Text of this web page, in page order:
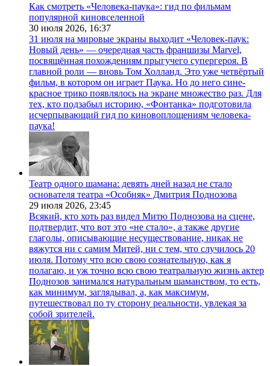
Как смотреть «Человека-паука»: гид по фильмам
популярной киновселенной
30 июля 2026, 16:37
31 июля на мировые экраны выходит «Человек-паук:
Новый день» — очередная часть франшизы Marvel,
посвящённая похождениям прыгучего супергероя. В
главной роли — вновь Том Холланд. Это уже четвёртый
фильм, в котором он играет Паука. Но до него сине-
красное трико появлялось на экране множество раз. Для
тех, кто подзабыл историю, «Фонтанка» подготовила
исчерпывающий гид по киновоплощениям человека-
паука!
Театр одного шамана: девять дней назад не стало
основателя театра «Особняк» Дмитрия Поднозова
29 июля 2026, 23:45
Всякий, кто хоть раз видел Митю Поднозова на сцене,
подтвердит, что вот это «не стало», а также другие
глаголы, описывающие несуществование, никак не
вяжутся ни с самим Митей, ни с тем, что случилось 20
июля. Потому что всю свою сознательную, как я
полагаю, и уж точно всю свою театральную жизнь актер
Поднозов занимался натуральным шаманством, то есть,
как минимум, заглядывал, а, как максимум,
путешествовал по ту сторону реальности, увлекая за
собой зрителей.